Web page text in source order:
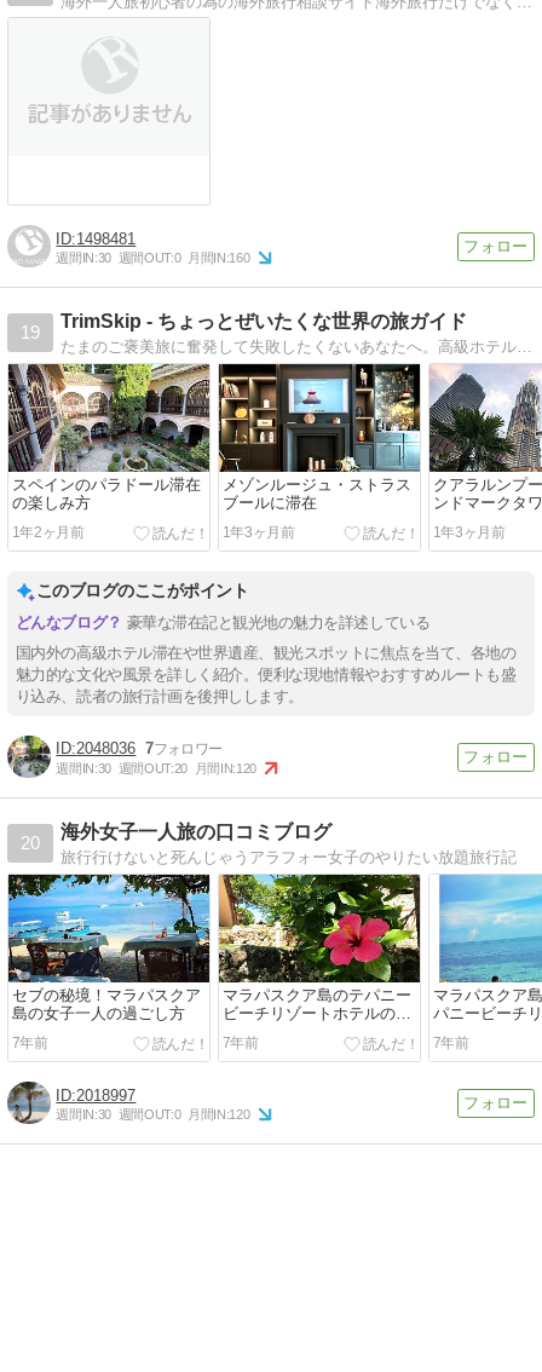
1498481
週間IN:30 週間OUT:0 月間IN:160
19
TrimSkip - ちょっとぜいたくな世界の旅ガイド
たまのご褒美旅に奮発して失敗したくないあなたへ。高級ホテルや旅先でのリアルな体験を高品質な写真と共にご紹介します。非日常体験の参考にどうぞ。
スペインのパラドール滞在
の楽しみ方
1年2ヶ月前
メゾンルージュ・ストラス
ブールに滞在
1年3ヶ月前
クアラルンプ
ンドマークタ
1年3ヶ月前
このブログのここがポイント
豪華な滞在記と観光地の魅力を詳述している
国内外の高級ホテル滞在や世界遺産、観光スポットに焦点を当て、各地の
魅力的な文化や風景を詳しく紹介。便利な現地情報やおすすめルートも盛
り込み、読者の旅行計画を後押しします。
2048036 7
週間IN:30 週間OUT:20 月間IN:120
20
海外女子一人旅の口コミブログ
旅行行けないと死んじゃうアラフォー女子のやりたい放題旅行記
セブの秘境！マラパスクア
島の女子一人の過ごし方
7年前
マラパスクア島のテパニー
ビーチリゾートホテルの施
設や食事の口コミ
7年前
マラパスクア
パニービーチ
ルのお部屋の
7年前
2018997
週間IN:30 週間OUT:0 月間IN:120